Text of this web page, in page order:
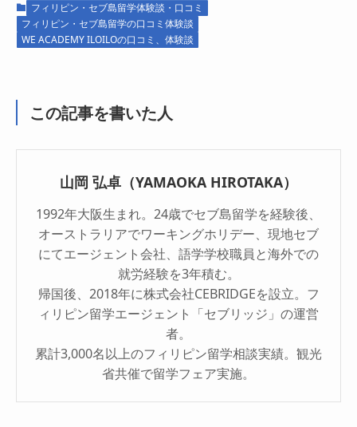
フィリピン・セブ島留学体験談・口コミ
フィリピン・セブ島留学の口コミ体験談
WE ACADEMY ILOILOの口コミ、体験談
この記事を書いた人
山岡 弘卓（YAMAOKA HIROTAKA）
1992年大阪生まれ。24歳でセブ島留学を経験後、
オーストラリアでワーキングホリデー、現地セブ
にてエージェント会社、語学学校職員と海外での
就労経験を3年積む。
帰国後、2018年に株式会社CEBRIDGEを設立。フ
ィリピン留学エージェント「セブリッジ」の運営
者。
累計3,000名以上のフィリピン留学相談実績。観光
省共催で留学フェア実施。